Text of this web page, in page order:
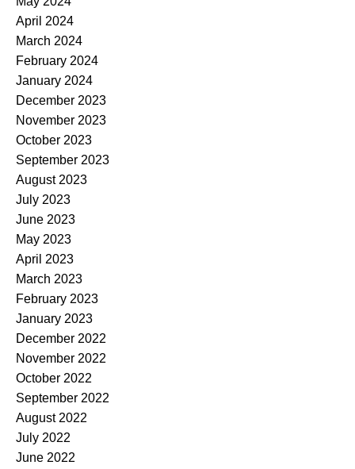
April 2024
March 2024
February 2024
January 2024
December 2023
November 2023
October 2023
September 2023
August 2023
July 2023
June 2023
May 2023
April 2023
March 2023
February 2023
January 2023
December 2022
November 2022
October 2022
September 2022
August 2022
July 2022
June 2022